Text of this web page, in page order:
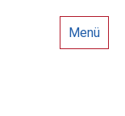
Menü